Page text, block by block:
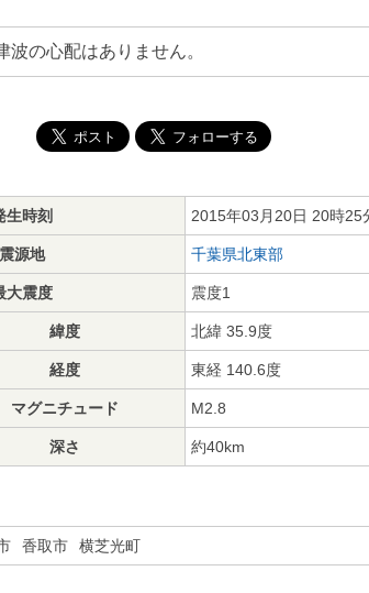
波の心配はありません。
生時刻 2015年03月20日 20時25
震源地 千葉県北東部
大震度 震度1
緯度 北緯 35.9度
経度 東経 140.6度
マグニチュード M2.8
深さ 約40km
香取市 横芝光町